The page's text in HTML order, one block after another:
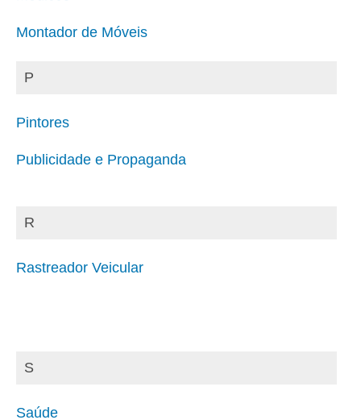
Montador de Móveis
P
Pintores
Publicidade e Propaganda
R
Rastreador Veicular
S
Saúde